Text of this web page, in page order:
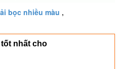
bọc nhiều màu ,
tốt nhất cho